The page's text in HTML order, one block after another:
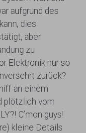
aufgrund des
dies
aber
zu
Elektronik nur so
zurück?
an einem
plötzlich vom
C’mon guys!
kleine Details